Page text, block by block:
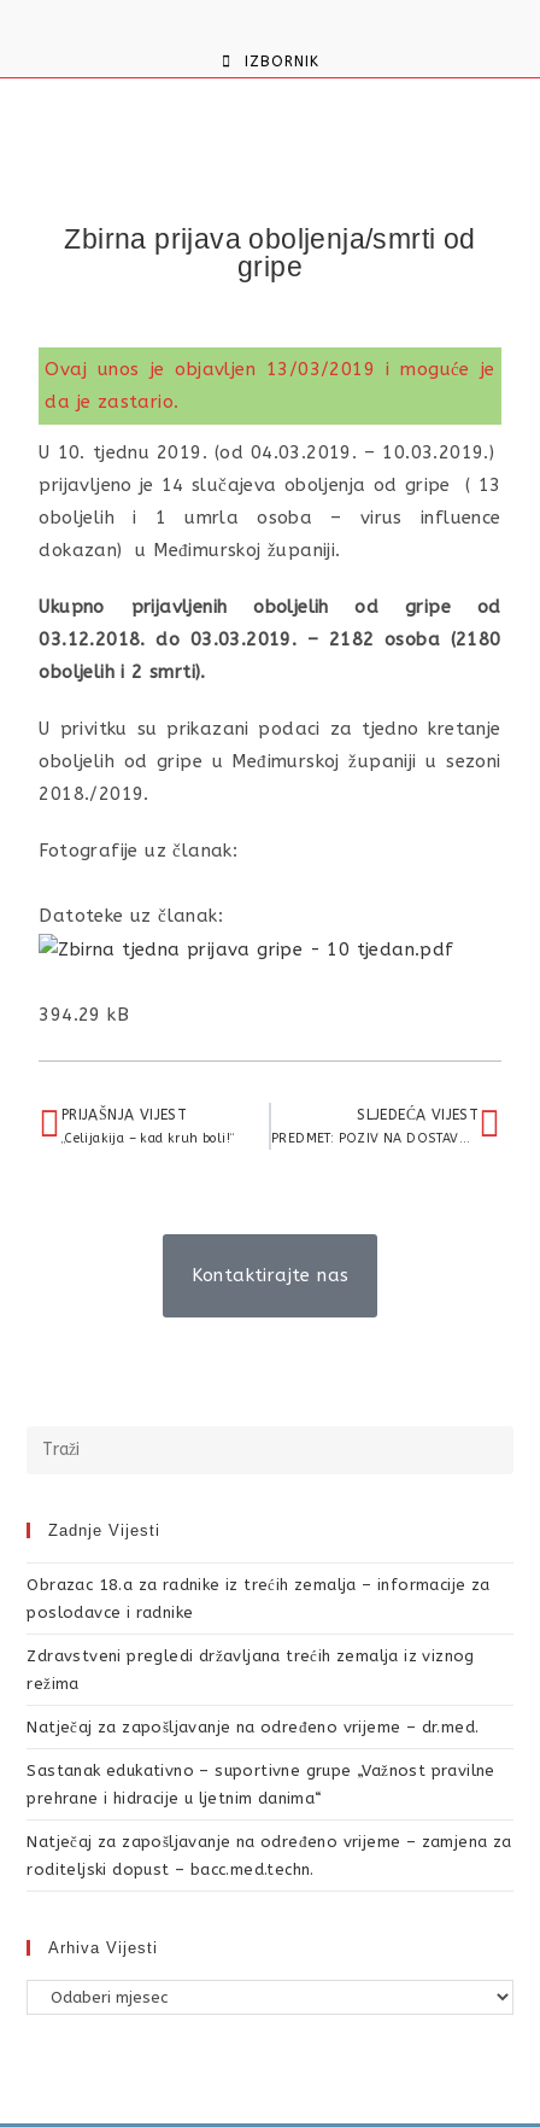
IZBORNIK
Zbirna prijava oboljenja/smrti od
gripe
Ovaj unos je objavljen 13/03/2019 i moguće je
da je zastario.
U 10. tjednu 2019. (od 04.03.2019. – 10.03.2019.)
prijavljeno je 14 slučajeva oboljenja od gripe ( 13
oboljelih i 1 umrla osoba – virus influence
dokazan) u Međimurskoj županiji.
Ukupno prijavljenih oboljelih od gripe od
03.12.2018. do 03.03.2019. – 2182 osoba (2180
oboljelih i 2 smrti).
U privitku su prikazani podaci za tjedno kretanje
oboljelih od gripe u Međimurskoj županiji u sezoni
2018./2019.
Fotografije uz članak:
Datoteke uz članak:
394.29 kB
PRIJAŠNJA VIJEST
„Celijakija – kad kruh boli!“
SLJEDEĆA VIJEST
Kontaktirajte nas
Zadnje Vijesti
Obrazac 18.a za radnike iz trećih zemalja – informacije za
poslodavce i radnike
Zdravstveni pregledi državljana trećih zemalja iz viznog
režima
Natječaj za zapošljavanje na određeno vrijeme – dr.med.
Sastanak edukativno – suportivne grupe „Važnost pravilne
prehrane i hidracije u ljetnim danima“
Natječaj za zapošljavanje na određeno vrijeme – zamjena za
roditeljski dopust – bacc.med.techn.
Arhiva Vijesti